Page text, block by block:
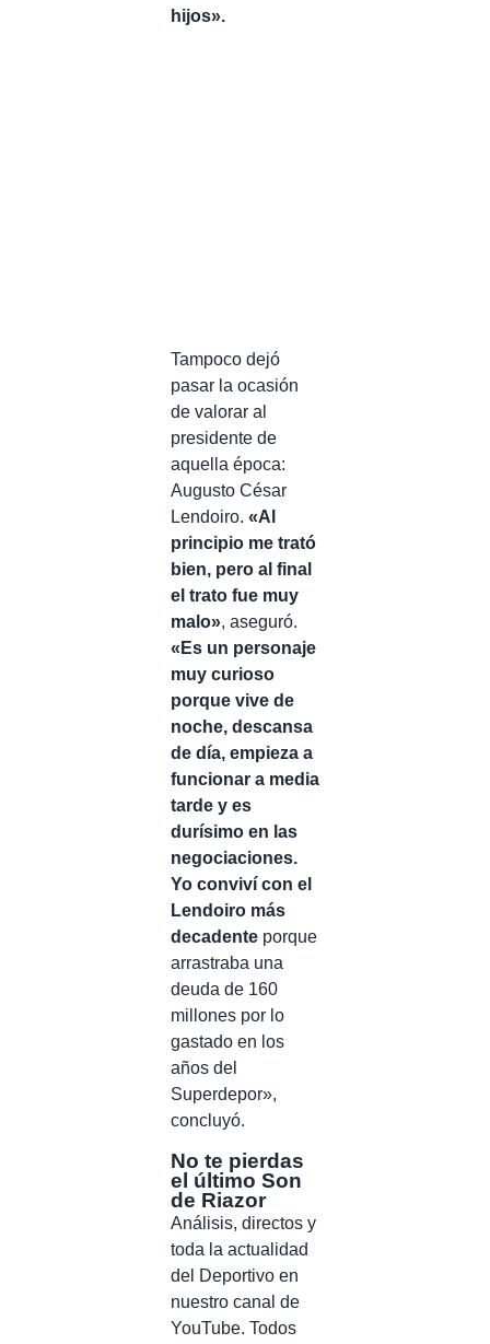
hijos».
Tampoco dejó
pasar la ocasión
de valorar al
presidente de
aquella época:
Augusto César
Lendoiro. «Al
principio me trató
bien, pero al final
el trato fue muy
malo», aseguró.
«Es un personaje
muy curioso
porque vive de
noche, descansa
de día, empieza a
funcionar a media
tarde y es
durísimo en las
negociaciones.
Yo conviví con el
Lendoiro más
decadente porque
arrastraba una
deuda de 160
millones por lo
gastado en los
años del
Superdepor»,
concluyó.
No te pierdas
el último Son
de Riazor
Análisis, directos y
toda la actualidad
del Deportivo en
nuestro canal de
YouTube. Todos